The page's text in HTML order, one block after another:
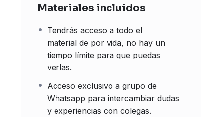
Materiales incluidos
Tendrás acceso a todo el
material de por vida, no hay un
tiempo límite para que puedas
verlas.
Acceso exclusivo a grupo de
Whatsapp para intercambiar dudas
y experiencias con colegas.